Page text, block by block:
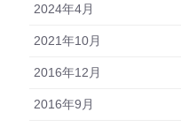
2024年4月
2021年10月
2016年12月
2016年9月